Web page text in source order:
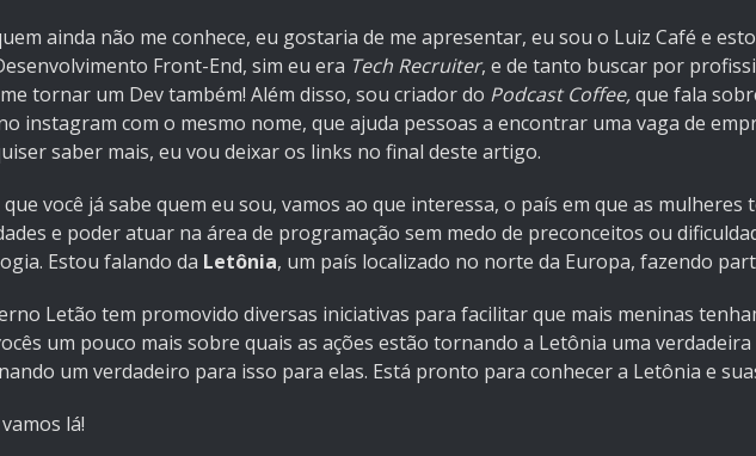
ainda não me conhece, eu gostaria de me apresentar, eu sou o Luiz Café e
Front-End, sim eu era Tech Recruiter, e de tanto buscar por
tornar um Dev também! Além disso, sou criador do Podcast Coffee,que fala
instagram com o mesmo nome, que ajuda pessoas a encontrar uma vaga de
saber mais, eu vou deixar os links no final deste artigo.
você já sabe quem eu sou, vamos ao que interessa, o país em que as
e poder atuar na área de programação sem medo de preconceitos ou
Estou falando da Letônia, um país localizado no norte da Europa, fazendo
Letão tem promovido diversas iniciativas para facilitar que mais meninas
um pouco mais sobre quais as ações estão tornando a Letônia uma
um verdadeiro para isso para elas. Está pronto para conhecer a Letônia e
lá!